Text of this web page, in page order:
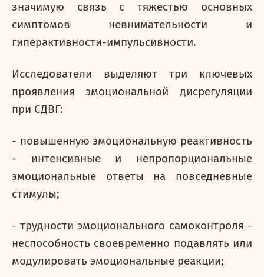
значимую связь с тяжестью основных
симптомов невнимательности и
гиперактивности-импульсивности.
Исследователи выделяют три ключевых
проявления эмоциональной дисрегуляции
при СДВГ:
- повышенную эмоциональную реактивность
- интенсивные и непропорциональные
эмоциональные ответы на повседневные
стимулы;
- трудности эмоционального самоконтроля -
неспособность своевременно подавлять или
модулировать эмоциональные реакции;